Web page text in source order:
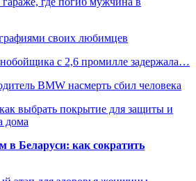
своих любимцев
с 2,6 промилле задержала…
BMW насмерть сбил человека
выбрать покрытие для защиты и
дома
в Беларуси: как сократить